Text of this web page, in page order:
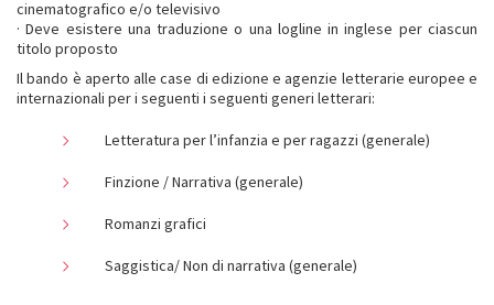
cinematografico e/o televisivo
· Deve esistere una traduzione o una logline in inglese per ciascun
titolo proposto
Il bando è aperto alle case di edizione e agenzie letterarie europee e
internazionali per i seguenti i seguenti generi letterari:
Letteratura per l’infanzia e per ragazzi (generale)
Finzione / Narrativa (generale)
Romanzi grafici
Saggistica/ Non di narrativa (generale)